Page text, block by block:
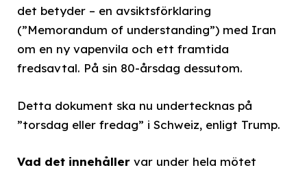
det betyder – en avsiktsförklaring
(”Memorandum of understanding”) med Iran
om en ny vapenvila och ett framtida
fredsavtal. På sin 80-årsdag dessutom.
Detta dokument ska nu undertecknas på
”torsdag eller fredag” i Schweiz, enligt Trump.
Vad det innehåller var under hela mötet